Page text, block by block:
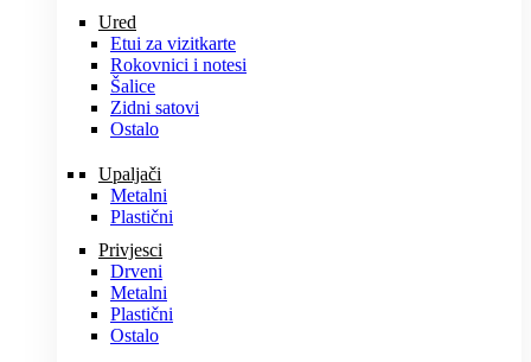
Ured
Etui za vizitkarte
Rokovnici i notesi
Šalice
Zidni satovi
Ostalo
Upaljači
Metalni
Plastični
Privjesci
Drveni
Metalni
Plastični
Ostalo